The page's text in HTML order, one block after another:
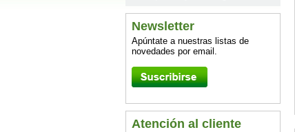
Newsletter
Apúntate a nuestras listas de
novedades por email.
Atención al cliente